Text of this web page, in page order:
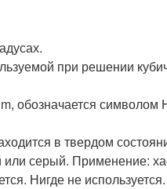
при решении
обозначается символом
в твердом
серый. Применение:
Нигде не используется.